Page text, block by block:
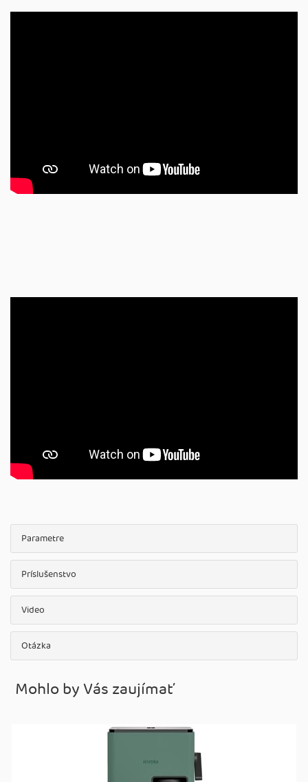
Parametre
Príslušenstvo
Video
Otázka
Mohlo by Vás zaujímať